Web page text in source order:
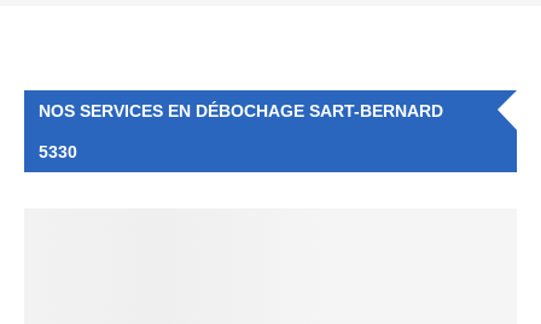
NOS SERVICES EN DÉBOCHAGE SART-BERNARD
5330